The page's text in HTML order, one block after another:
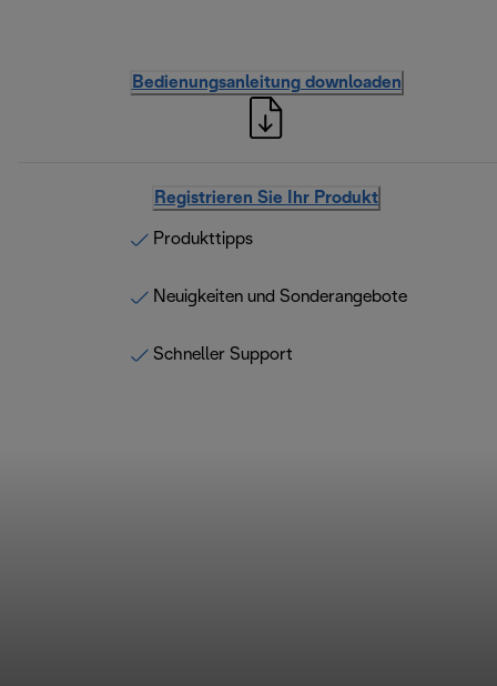
Bedienungsanleitung downloaden
Registrieren Sie Ihr Produkt
Produkttipps
Neuigkeiten und Sonderangebote
Schneller Support